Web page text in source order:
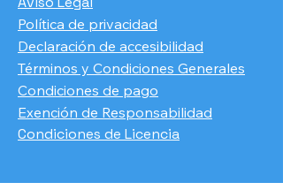
Política de privacidad
Declaración de accesibilidad
Términos y Condiciones Generales
Condiciones de pago
​Exención de Responsabilidad
Condiciones de Licencia